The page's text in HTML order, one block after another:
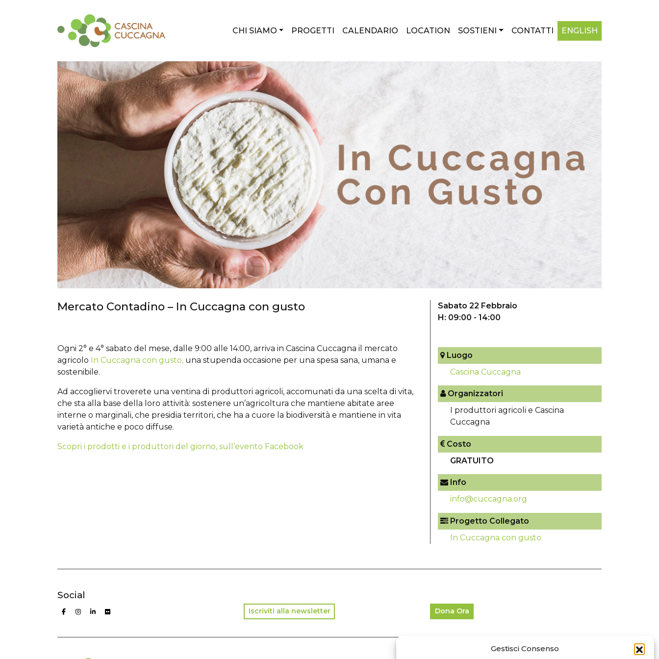
Gestisci Consenso
CHI SIAMO PROGETTI CALENDARIO LOCATION SOSTIENI CONTATTI ENGLISH
Mercato Contadino – In Cuccagna con gusto
Ogni 2° e 4° sabato del mese, dalle 9:00 alle 14:00, arriva in Cascina Cuccagna il mercato
agricolo In Cuccagna con gusto, una stupenda occasione per una spesa sana, umana e
sostenibile.
Ad accogliervi troverete una ventina di produttori agricoli, accomunati da una scelta di vita,
che sta alla base della loro attività: sostenere un’agricoltura che mantiene abitate aree
interne o marginali, che presidia territori, che ha a cuore la biodiversità e mantiene in vita
varietà antiche e poco diffuse.
Scopri i prodotti e i produttori del giorno, sull’evento Facebook
Sabato 22 Febbraio
H: 09:00 - 14:00
Luogo
Cascina Cuccagna
Organizzatori
I produttori agricoli e Cascina
Cuccagna
Costo
GRATUITO
Info
info@cuccagna.org
Progetto Collegato
In Cuccagna con gusto
Social
Iscriviti alla newsletter Dona Ora